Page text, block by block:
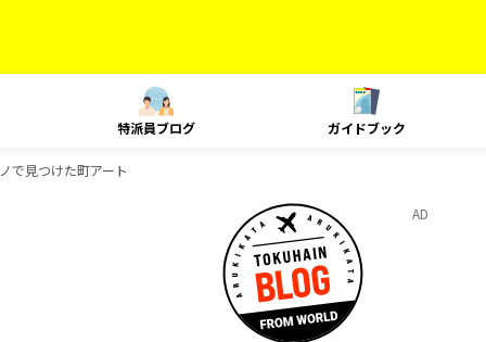
特派員ブログ ガイドブック
で見つけた町アート
AD